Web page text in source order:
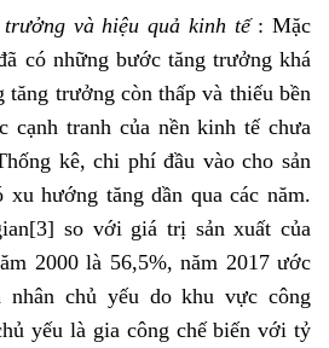
và hiệu quả kinh tế : Mặc
có những bước tăng trưởng khá
tăng trưởng còn thấp và thiếu bền
cạnh tranh của nền kinh tế chưa
kê, chi phí đầu vào cho sản
hướng tăng dần qua các năm.
[3] so với giá trị sản xuất của
2000 là 56,5%, năm 2017 ước
nhân chủ yếu do khu vực công
yếu là gia công chế biến với tỷ